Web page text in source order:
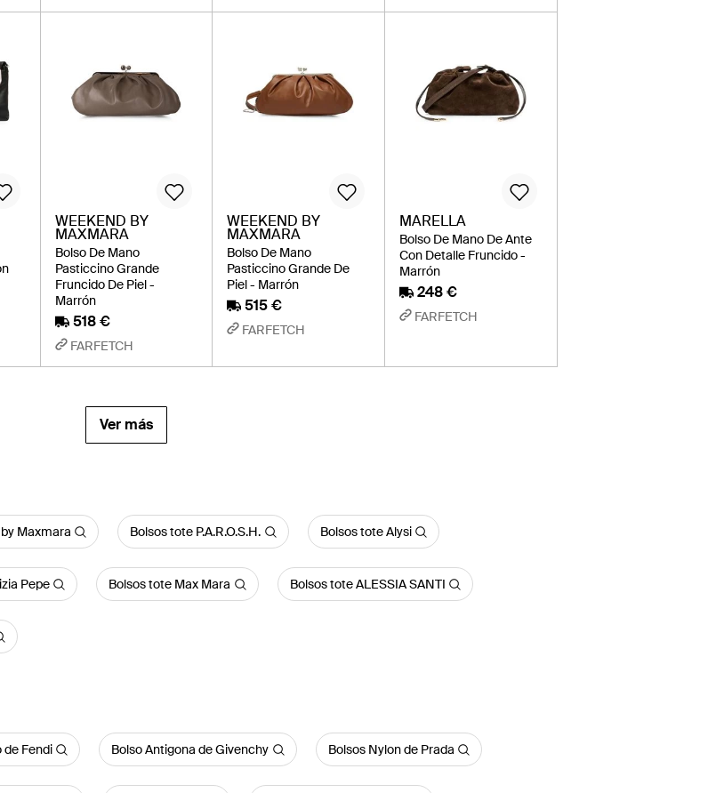
WEEKEND BY
MAXMARA
Bolso De Mano
Pasticcino Grande
Fruncido De Piel -
Marrón
518 €
FARFETCH
WEEKEND BY
MAXMARA
Bolso De Mano
Pasticcino Grande De
Piel - Marrón
515 €
FARFETCH
MARELLA
Bolso De Mano De Ante
Con Detalle Fruncido -
Marrón
248 €
FARFETCH
Ver más
Maxmara Bolsos tote P.A.R.O.S.H. Bolsos tote Alysi
Pepe Bolsos tote Max Mara Bolsos tote ALESSIA SANTI
de Fendi Bolso Antigona de Givenchy Bolsos Nylon de Prada